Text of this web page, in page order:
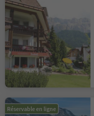
Réservable en ligne